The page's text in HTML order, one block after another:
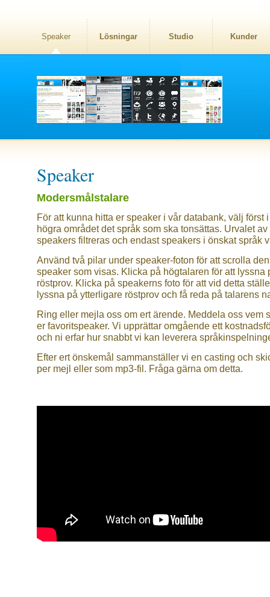
Speaker Lösningar Studio Kunder
Speaker
Modersmålstalare
För att kunna hitta er speaker i vår databank, välj först
högra området det språk som ska tonsättas. Urvalet av
speakers filtreras och endast speakers i önskat språk
Använd två pilar under speaker-foton för att scrolla den
speaker som visas. Klicka på högtalaren för att lyssna
röstprov. Klicka på speakerns foto för att vid detta ställe
lyssna på ytterligare röstprov och få reda på talarens
Ring eller mejla oss om ert ärende. Meddela oss vem
er favoritspeaker. Vi upprättar omgående ett
och ni erfar hur snabbt vi kan leverera
Efter ert önskemål sammanställer vi en casting och
per mejl eller som mp3-fil. Fråga gärna om detta.